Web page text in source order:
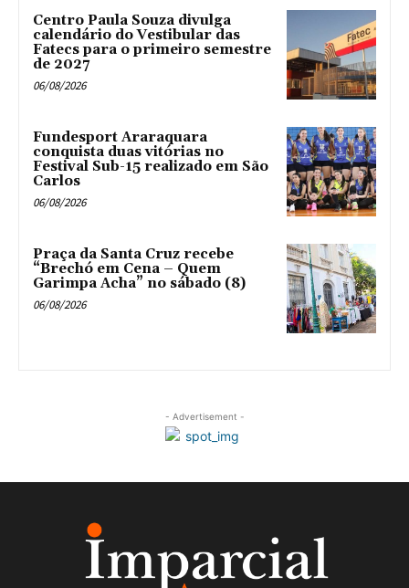
Centro Paula Souza divulga
calendário do Vestibular das
Fatecs para o primeiro semestre
de 2027
06/08/2026
Fundesport Araraquara
conquista duas vitórias no
Festival Sub-15 realizado em São
Carlos
06/08/2026
Praça da Santa Cruz recebe
“Brechó em Cena – Quem
Garimpa Acha” no sábado (8)
06/08/2026
- Advertisement -